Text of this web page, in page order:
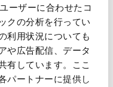
ーザーに合わせたコ
クの分析を行ってい
利用状況についても
や広告配信、データ
有しています。ここ
パートナーに提供し